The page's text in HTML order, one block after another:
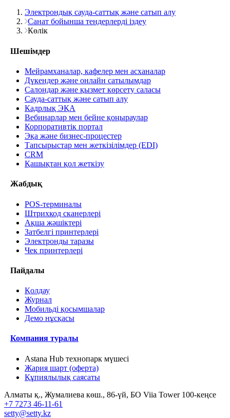
Электрондық сауда-саттық және сатып алу
Санат бойынша тендерлерді іздеу
Көлік
Шешімдер
Мейрамханалар, кафелер мен асханалар
Дүкендер және онлайн сатылымдар
Салондар және қызмет көрсету саласы
Сауда-саттық және сатып алу
Кадрлық ЭҚА
Вебинарлар мен бейне қоңыраулар
Корпоративтік портал
Эқа және бизнес-процестер
Тапсырыстар мен жеткізілімдер (EDI)
CRM
Қашықтан қол жеткізу
Жабдық
POS-терминалы
Штрихкод сканерлері
Ақша жәшіктері
Затбелгі принтерлері
Электронды таразы
Чек принтерлері
Пайдалы
Қолдау
Журнал
Мобильді қосымшалар
Демо нұсқасы
Компания туралы
Astana Hub технопарк мүшесі
Жария шарт (оферта)
Құпиялылық саясаты
Алматы қ., Жумалиева көш., 86-үй, БО Viia Tower 100-кеңсе
+7 7273 46-11-61
setty@setty.kz